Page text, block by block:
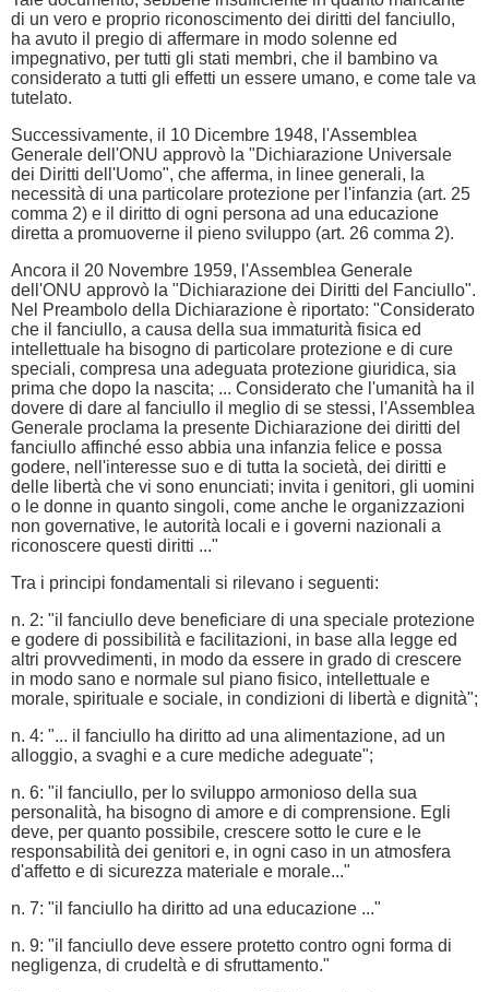
di un vero e proprio riconoscimento dei diritti del fanciullo,
ha avuto il pregio di affermare in modo solenne ed
impegnativo, per tutti gli stati membri, che il bambino va
considerato a tutti gli effetti un essere umano, e come tale va
tutelato.
Successivamente, il 10 Dicembre 1948, l'Assemblea
Generale dell'ONU approvò la "Dichiarazione Universale
dei Diritti dell'Uomo", che afferma, in linee generali, la
necessità di una particolare protezione per l'infanzia (art. 25
comma 2) e il diritto di ogni persona ad una educazione
diretta a promuoverne il pieno sviluppo (art. 26 comma 2).
Ancora il 20 Novembre 1959, l'Assemblea Generale
dell'ONU approvò la "Dichiarazione dei Diritti del Fanciullo".
Nel Preambolo della Dichiarazione è riportato: "Considerato
che il fanciullo, a causa della sua immaturità fisica ed
intellettuale ha bisogno di particolare protezione e di cure
speciali, compresa una adeguata protezione giuridica, sia
prima che dopo la nascita; ... Considerato che l'umanità ha il
dovere di dare al fanciullo il meglio di se stessi, l'Assemblea
Generale proclama la presente Dichiarazione dei diritti del
fanciullo affinché esso abbia una infanzia felice e possa
godere, nell'interesse suo e di tutta la società, dei diritti e
delle libertà che vi sono enunciati; invita i genitori, gli uomini
o le donne in quanto singoli, come anche le organizzazioni
non governative, le autorità locali e i governi nazionali a
riconoscere questi diritti ..."
Tra i principi fondamentali si rilevano i seguenti:
n. 2: "il fanciullo deve beneficiare di una speciale protezione
e godere di possibilità e facilitazioni, in base alla legge ed
altri provvedimenti, in modo da essere in grado di crescere
in modo sano e normale sul piano fisico, intellettuale e
morale, spirituale e sociale, in condizioni di libertà e dignità";
n. 4: "... il fanciullo ha diritto ad una alimentazione, ad un
alloggio, a svaghi e a cure mediche adeguate";
n. 6: "il fanciullo, per lo sviluppo armonioso della sua
personalità, ha bisogno di amore e di comprensione. Egli
deve, per quanto possibile, crescere sotto le cure e le
responsabilità dei genitori e, in ogni caso in un atmosfera
d'affetto e di sicurezza materiale e morale..."
n. 7: "il fanciullo ha diritto ad una educazione ..."
n. 9: "il fanciullo deve essere protetto contro ogni forma di
negligenza, di crudeltà e di sfruttamento."